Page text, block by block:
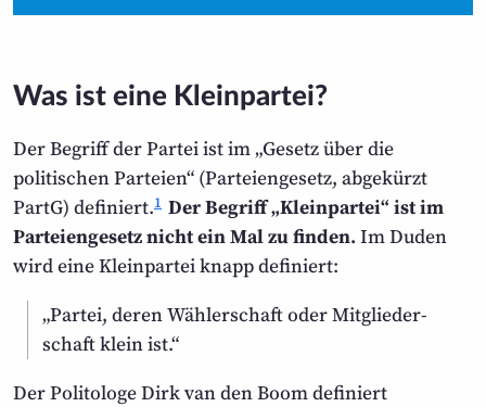
Was ist eine Kleinpartei?
Der Begriff der Partei ist im „Gesetz über die
politischen Parteien“ (Parteien­gesetz, abgekürzt
PartG) definiert.1 Der Begriff „Kleinpartei“ ist im
Parteien­gesetz nicht ein Mal zu finden. Im Duden
wird eine Klein­partei knapp definiert:
„Partei, deren Wählerschaft oder Mitglieder­
schaft klein ist.“
Der Politologe Dirk van den Boom definiert